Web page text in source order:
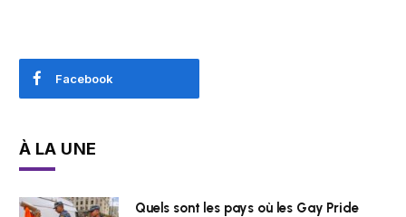
Facebook
À LA UNE
Quels sont les pays où les Gay Pride